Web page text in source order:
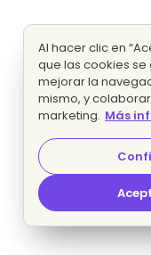
Al hacer clic en
que las cookies
mejorar la
mismo, y
marketing. Más